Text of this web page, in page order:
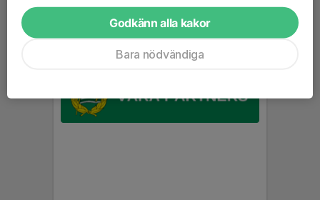
Godkänn alla kakor
Bara nödvändiga